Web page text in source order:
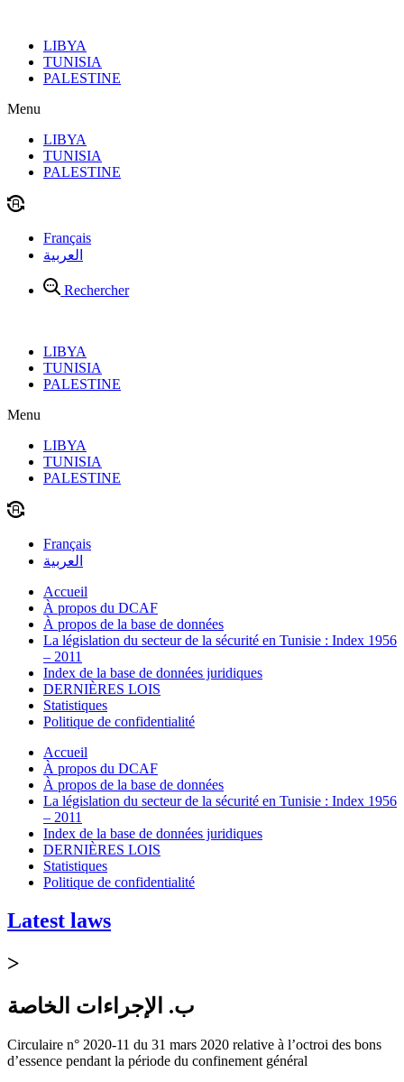
contenuLIBYA
TUNISIA
PALESTINE
Menu
LIBYA
TUNISIA
PALESTINE
Français
العربية
Rechercher
LIBYA
TUNISIA
PALESTINE
Menu
LIBYA
TUNISIA
PALESTINE
Français
العربية
Accueil
À propos du DCAF
À propos de la base de données
La législation du secteur de la sécurité en Tunisie : Index 1956
– 2011
Index de la base de données juridiques
DERNIÈRES LOIS
Statistiques
Politique de confidentialité
Accueil
À propos du DCAF
À propos de la base de données
La législation du secteur de la sécurité en Tunisie : Index 1956
– 2011
Index de la base de données juridiques
DERNIÈRES LOIS
Statistiques
Politique de confidentialité
Latest laws
>
ب. الإجراءات الخاصة
Circulaire n° 2020-11 du 31 mars 2020 relative à l’octroi des bons
d’essence pendant la période du confinement général